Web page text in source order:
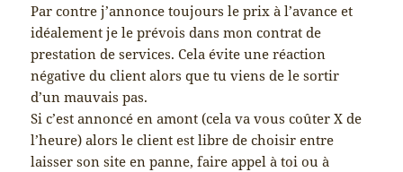
Par contre j’annonce toujours le prix à l’avance et
idéalement je le prévois dans mon contrat de
prestation de services. Cela évite une réaction
négative du client alors que tu viens de le sortir
d’un mauvais pas.
Si c’est annoncé en amont (cela va vous coûter X de
l’heure) alors le client est libre de choisir entre
laisser son site en panne, faire appel à toi ou à